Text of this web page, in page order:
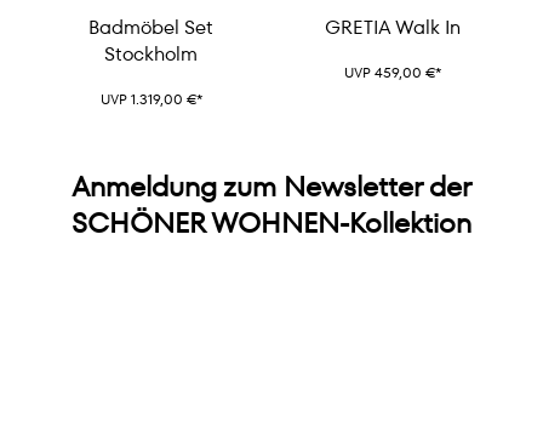
Badmöbel Set
Stockholm
UVP 1.319,00 €*
GRETIA Walk In
UVP 459,00 €*
Anmeldung zum Newsletter der
SCHÖNER WOHNEN-Kollektion